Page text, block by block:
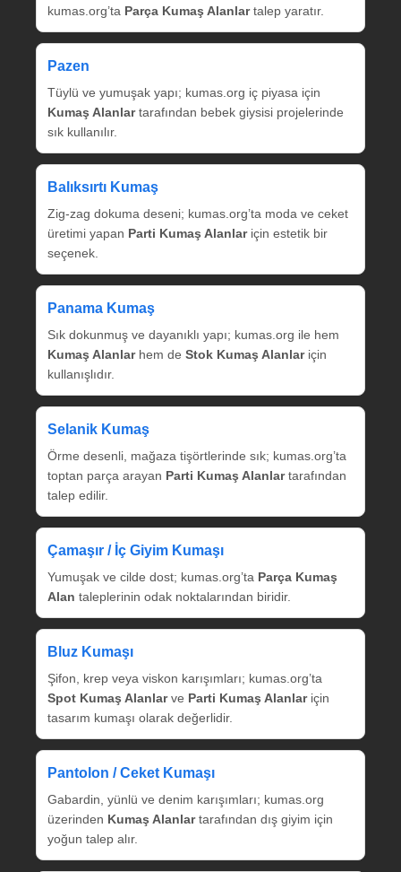
kumas.org’ta Parça Kumaş Alanlartalep yaratır.
Pazen
Tüylü ve yumuşak yapı; kumas.org iç piyasa için
Kumaş Alanlartarafından bebek giysisi projelerinde
sık kullanılır.
Balıksırtı Kumaş
Zig‑zag dokuma deseni; kumas.org’ta moda ve ceket
üretimi yapan Parti Kumaş Alanlariçin estetik bir
seçenek.
Panama Kumaş
Sık dokunmuş ve dayanıklı yapı; kumas.org ile hem
Kumaş Alanlarhem de Stok Kumaş Alanlariçin
kullanışlıdır.
Selanik Kumaş
Örme desenli, mağaza tişörtlerinde sık; kumas.org’ta
toptan parça arayan Parti Kumaş Alanlartarafından
talep edilir.
Çamaşır / İç Giyim Kumaşı
Yumuşak ve cilde dost; kumas.org’ta Parça Kumaş
Alan taleplerinin odak noktalarından biridir.
Bluz Kumaşı
Şifon, krep veya viskon karışımları; kumas.org’ta
Spot Kumaş Alanlarve Parti Kumaş Alanlariçin
tasarım kumaşı olarak değerlidir.
Pantolon / Ceket Kumaşı
Gabardin, yünlü ve denim karışımları; kumas.org
üzerinden Kumaş Alanlartarafından dış giyim için
yoğun talep alır.